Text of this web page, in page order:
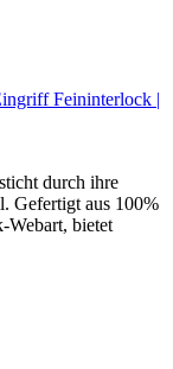
Feininterlock |
durch ihre
Gefertigt aus 100%
Webart, bietet